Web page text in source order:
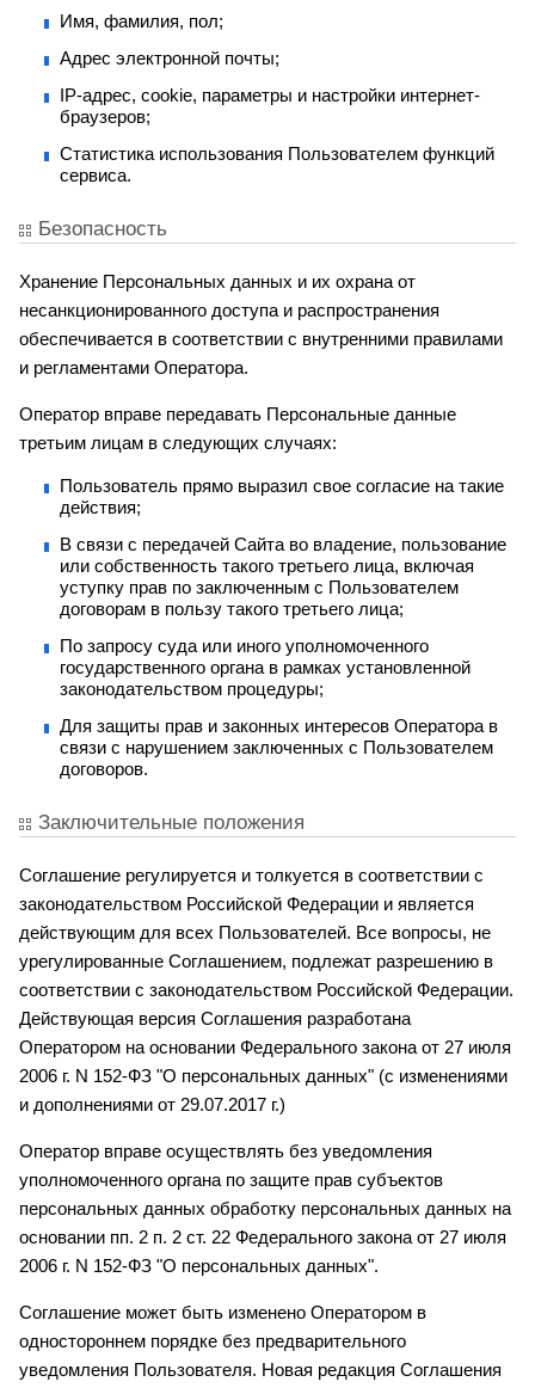
Имя, фамилия, пол;
Адрес электронной почты;
IP-адрес, cookie, параметры и настройки интернет-
браузеров;
Статистика использования Пользователем функций
сервиса.
Безопасность
Хранение Персональных данных и их охрана от
несанкционированного доступа и распространения
обеспечивается в соответствии с внутренними правилами
и регламентами Оператора.
Оператор вправе передавать Персональные данные
третьим лицам в следующих случаях:
Пользователь прямо выразил свое согласие на такие
действия;
В связи с передачей Сайта во владение, пользование
или собственность такого третьего лица, включая
уступку прав по заключенным с Пользователем
договорам в пользу такого третьего лица;
По запросу суда или иного уполномоченного
государственного органа в рамках установленной
законодательством процедуры;
Для защиты прав и законных интересов Оператора в
связи с нарушением заключенных с Пользователем
договоров.
Заключительные положения
Соглашение регулируется и толкуется в соответствии с
законодательством Российской Федерации и является
действующим для всех Пользователей. Все вопросы, не
урегулированные Соглашением, подлежат разрешению в
соответствии с законодательством Российской Федерации.
Действующая версия Соглашения разработана
Оператором на основании Федерального закона от 27 июля
2006 г. N 152-ФЗ "О персональных данных" (с изменениями
и дополнениями от 29.07.2017 г.)
Оператор вправе осуществлять без уведомления
уполномоченного органа по защите прав субъектов
персональных данных обработку персональных данных на
основании пп. 2 п. 2 ст. 22 Федерального закона от 27 июля
2006 г. N 152-ФЗ "О персональных данных".
Соглашение может быть изменено Оператором в
одностороннем порядке без предварительного
уведомления Пользователя. Новая редакция Соглашения